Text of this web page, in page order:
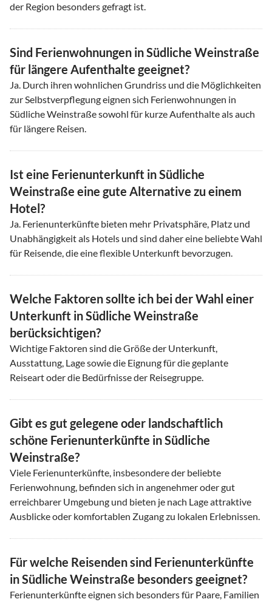
der Region besonders gefragt ist.
Sind Ferienwohnungen in Südliche Weinstraße
für längere Aufenthalte geeignet?
Ja. Durch ihren wohnlichen Grundriss und die Möglichkeiten
zur Selbstverpflegung eignen sich Ferienwohnungen in
Südliche Weinstraße sowohl für kurze Aufenthalte als auch
für längere Reisen.
Ist eine Ferienunterkunft in Südliche
Weinstraße eine gute Alternative zu einem
Hotel?
Ja. Ferienunterkünfte bieten mehr Privatsphäre, Platz und
Unabhängigkeit als Hotels und sind daher eine beliebte Wahl
für Reisende, die eine flexible Unterkunft bevorzugen.
Welche Faktoren sollte ich bei der Wahl einer
Unterkunft in Südliche Weinstraße
berücksichtigen?
Wichtige Faktoren sind die Größe der Unterkunft,
Ausstattung, Lage sowie die Eignung für die geplante
Reiseart oder die Bedürfnisse der Reisegruppe.
Gibt es gut gelegene oder landschaftlich
schöne Ferienunterkünfte in Südliche
Weinstraße?
Viele Ferienunterkünfte, insbesondere der beliebte
Ferienwohnung, befinden sich in angenehmer oder gut
erreichbarer Umgebung und bieten je nach Lage attraktive
Ausblicke oder komfortablen Zugang zu lokalen Erlebnissen.
Für welche Reisenden sind Ferienunterkünfte
in Südliche Weinstraße besonders geeignet?
Ferienunterkünfte eignen sich besonders für Paare, Familien